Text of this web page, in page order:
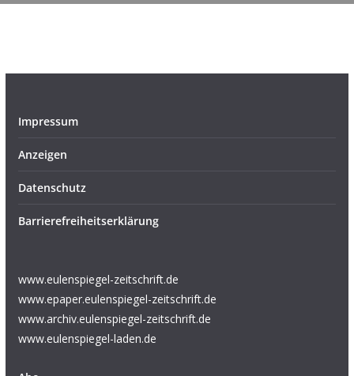
Impressum
Anzeigen
Datenschutz
Barrierefreiheitserklärung
www.eulenspiegel-zeitschrift.de
www.epaper.eulenspiegel-zeitschrift.de
www.archiv.eulenspiegel-zeitschrift.de
www.eulenspiegel-laden.de